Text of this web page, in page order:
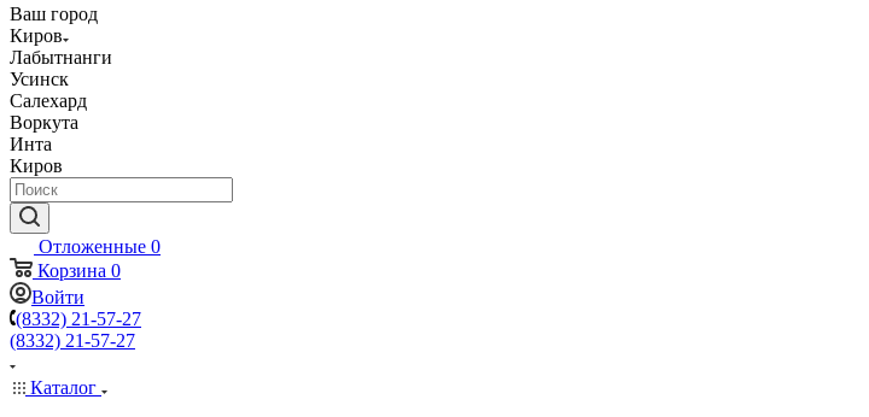
Ваш город
Киров
Лабытнанги
Усинск
Салехард
Воркута
Инта
Киров
Отложенные 0
Корзина 0
Войти
(8332) 21-57-27
(8332) 21-57-27
Каталог